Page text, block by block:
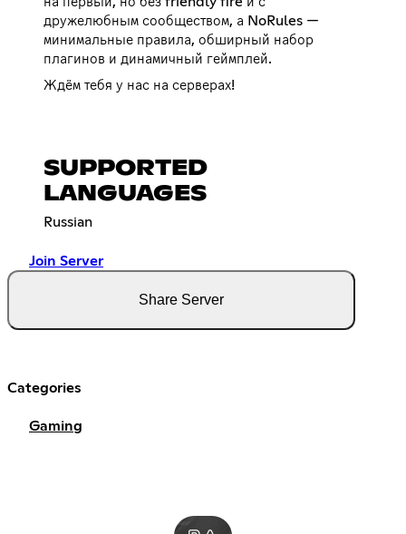
дружелюбным сообществом, а NoRules —
минимальные правила, обширный набор
плагинов и динамичный геймплей.
Ждём тебя у нас на серверах!
SUPPORTED
LANGUAGES
Russian
Join Server
Share Server
Categories
Gaming